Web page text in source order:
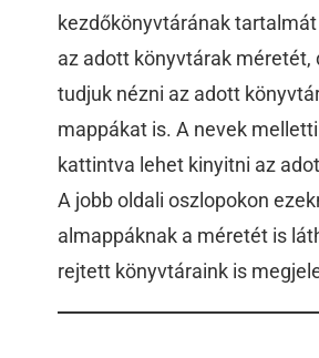
kezdőkönyvtárának
az adott könyvtárak méretét,
tudjuk nézni az adott
mappákat is. A nevek
kattintva lehet kinyitni az
A jobb oldali oszlopokon
almappáknak a méretét is
rejtett könyvtáraink is